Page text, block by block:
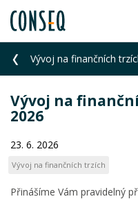
Vývoj na
2026
23. 6. 2026
Vývoj na finančních trzích
Přinášíme Vám pravidelný